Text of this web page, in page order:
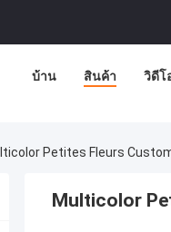
บ้าน สินค้า วิดีโ
Petites Fleurs
Multicolor